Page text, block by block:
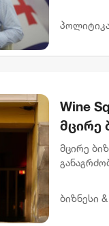
მი...
Wine
მცირე
მცირე
ბიზნესი